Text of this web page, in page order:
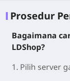
Prosedur
Bagaimana
LDShop?
1. Pilih server